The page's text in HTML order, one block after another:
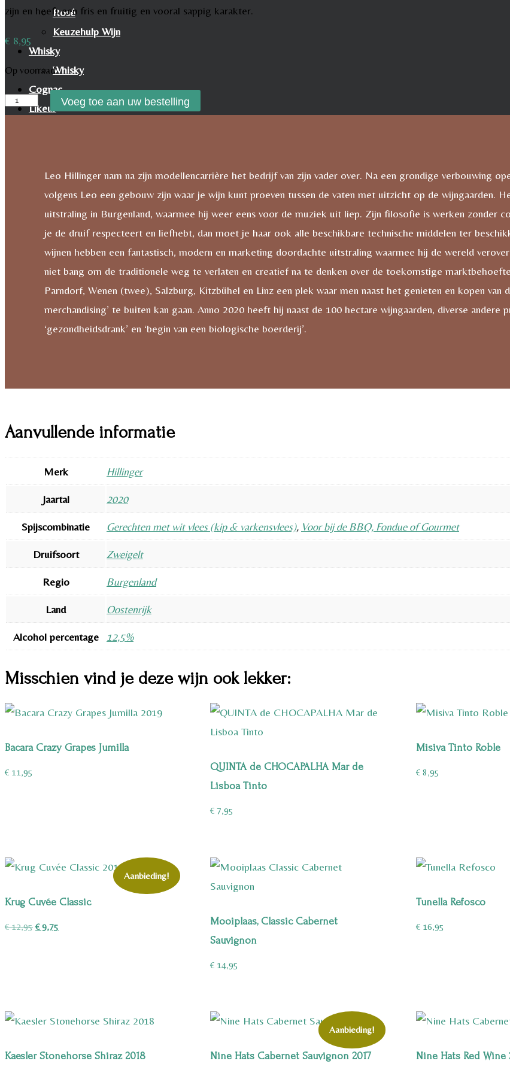
Rosé
Keuzehulp Wijn
Whisky
Whisky
Cognac
Likeur
Wijnproeverij Agenda
Nieuwsbrief
Mijn account
Inhoud Winkelwagen
zijn en heeft een fris en fruitig en vooral sappig karakter.
€ 8,95
Op voorraad
Hillinger
Zweigelt
Voeg toe aan uw bestelling
Leo Hillinger nam na zijn modellencarrière het bedrijf van zijn vader over. Na een grondige verbouwing
volgens Leo een gebouw zijn waar je wijn kunt proeven tussen de vaten met uitzicht op de wijngaarden.
uitstraling in Burgenland, waarmee hij weer eens voor de muziek uit liep. Zijn filosofie is werken zonder
je de druif respecteert en liefhebt, dan moet je haar ook alle beschikbare technische middelen ter
wijnen hebben een fantastisch, modern en marketing doordachte uitstraling waarmee hij de wereld
niet bang om de traditionele weg te verlaten en creatief na te denken over de toekomstige
Parndorf, Wenen (twee), Salzburg, Kitzbühel en Linz een plek waar men naast het genieten en kopen van
merchandising’ te buiten kan gaan. Anno 2020 heeft hij naast de 100 hectare wijngaarden, diverse andere
‘gezondheidsdrank’ en ‘begin van een biologische boerderij’.
Aanvullende informatie
Merk Hillinger
Jaartal 2020
Spijscombinatie Gerechten met wit vlees (kip & varkensvlees), Voor bij de BBQ, Fondue of Gourmet
Druifsoort Zweigelt
Regio Burgenland
Land Oostenrijk
Alcohol percentage 12,5%
Misschien vind je deze wijn ook lekker:
Bacara Crazy Grapes Jumilla
€ 11,95
QUINTA de CHOCAPALHA Mar de
Lisboa Tinto
€ 7,95
Misiva Tinto Roble
€8,95
Aanbieding!
Krug Cuvée Classic
€12,95 Oorspronkelijke
€9,75
Mooiplaas, Classic Cabernet
Sauvignon
€ 14,95
Tunella Refosco
€16,95
Kaesler Stonehorse Shiraz 2018
Aanbieding!
Nine Hats Cabernet Sauvignon 2017 Nine Hats Red Wine